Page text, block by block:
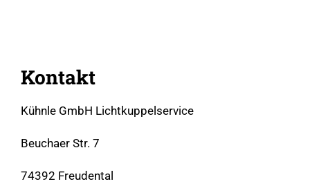
Kontakt
Kühnle GmbH Lichtkuppelservice
Beuchaer Str. 7
74392 Freudental